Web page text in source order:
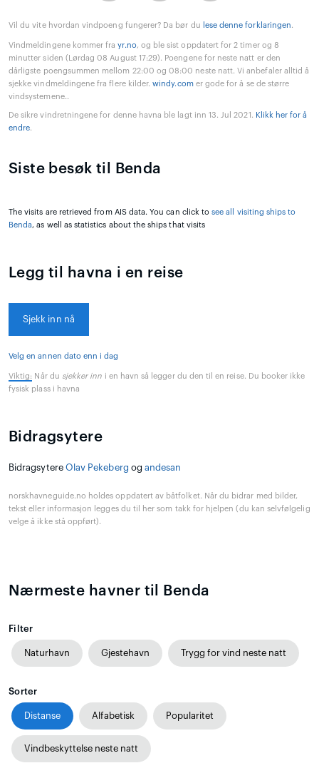
Vil du vite hvordan vindpoeng fungerer? Da bør du lese denne forklaringen.
Vindmeldingene kommer frayr.no, og ble sist oppdatert for 2 timer og 8
minutter siden (Lørdag 08 August 17:29). Poengene for neste natt er den
dårligste poengsummen mellom 22:00 og 08:00 neste natt. Vi anbefaler alltid å
sjekke vindmeldingene fra flere kilder.windy.comer gode for å se de større
vindsystemene..
De sikre vindretningene for denne havna ble lagt inn 13. Jul 2021. Klikk her for å
endre.
Siste besøk til Benda
The visits are retrieved from AIS data. You can click tosee all visiting ships to
Benda, as well as statistics about the ships that visits
Legg til havna i en reise
Sjekk inn nå
Velg en annen dato enn i dag
Viktig: Når du sjekker inn i en havn så legger du den til en reise. Du booker ikke
fysisk plass i havna
Bidragsytere
Bidragsytere Olav Pekeberg og andesan
norskhavneguide.no holdes oppdatert av båtfolket. Når du bidrar med bilder,
tekst eller informasjon legges du til her som takk for hjelpen (du kan selvfølgelig
velge å ikke stå oppført).
Nærmeste havner til Benda
Filter
Naturhavn Gjestehavn Trygg for vind neste natt
Sorter
Distanse Alfabetisk Popularitet
Vindbeskyttelse neste natt